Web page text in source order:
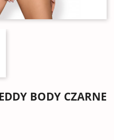
BODY CZARNE